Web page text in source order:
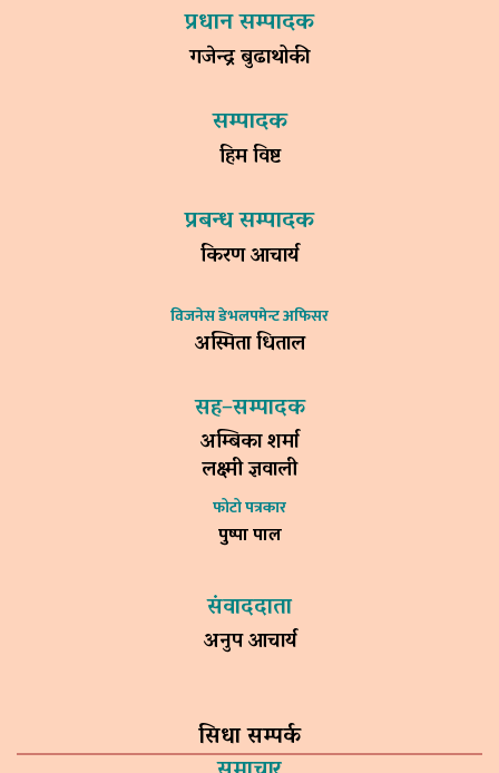
प्रधान सम्पादक
गजेन्द्र बुढाथोकी
सम्पादक
हिम विष्ट
प्रबन्ध सम्पादक
किरण आचार्य
विजनेस डेभलपमेन्ट अफिसर
अस्मिता धिताल
सह–सम्पादक
अम्बिका शर्मा
लक्ष्मी ज्ञवाली
फोटो पत्रकार
पुष्पा पाल
संवाददाता
अनुप आचार्य
सिधा सम्पर्क